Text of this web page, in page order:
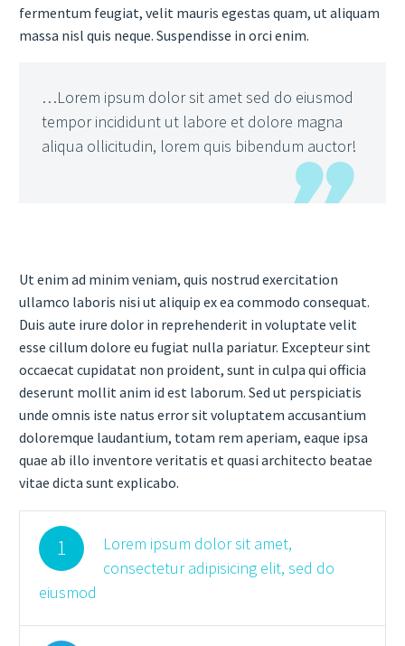
fermentum feugiat, velit mauris egestas quam, ut aliquam
massa nisl quis neque. Suspendisse in orci enim.
…Lorem ipsum dolor sit amet sed do eiusmod
tempor incididunt ut labore et dolore magna
aliqua ollicitudin, lorem quis bibendum auctor!
Ut enim ad minim veniam, quis nostrud exercitation
ullamco laboris nisi ut aliquip ex ea commodo consequat.
Duis aute irure dolor in reprehenderit in voluptate velit
esse cillum dolore eu fugiat nulla pariatur. Excepteur sint
occaecat cupidatat non proident, sunt in culpa qui officia
deserunt mollit anim id est laborum. Sed ut perspiciatis
unde omnis iste natus error sit voluptatem accusantium
doloremque laudantium, totam rem aperiam, eaque ipsa
quae ab illo inventore veritatis et quasi architecto beatae
vitae dicta sunt explicabo.
1
Lorem ipsum dolor sit amet,
consectetur adipisicing elit, sed do
eiusmod